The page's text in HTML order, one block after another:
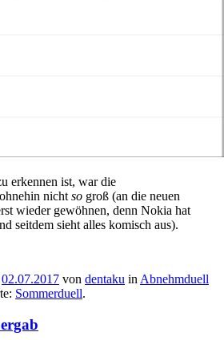
erkennen ist, war die
nicht so groß (an die neuen
wieder gewöhnen, denn Nokia hat
seitdem sieht alles komisch aus).
02.07.2017 von dentaku in Abnehmduell
Sommerduell.